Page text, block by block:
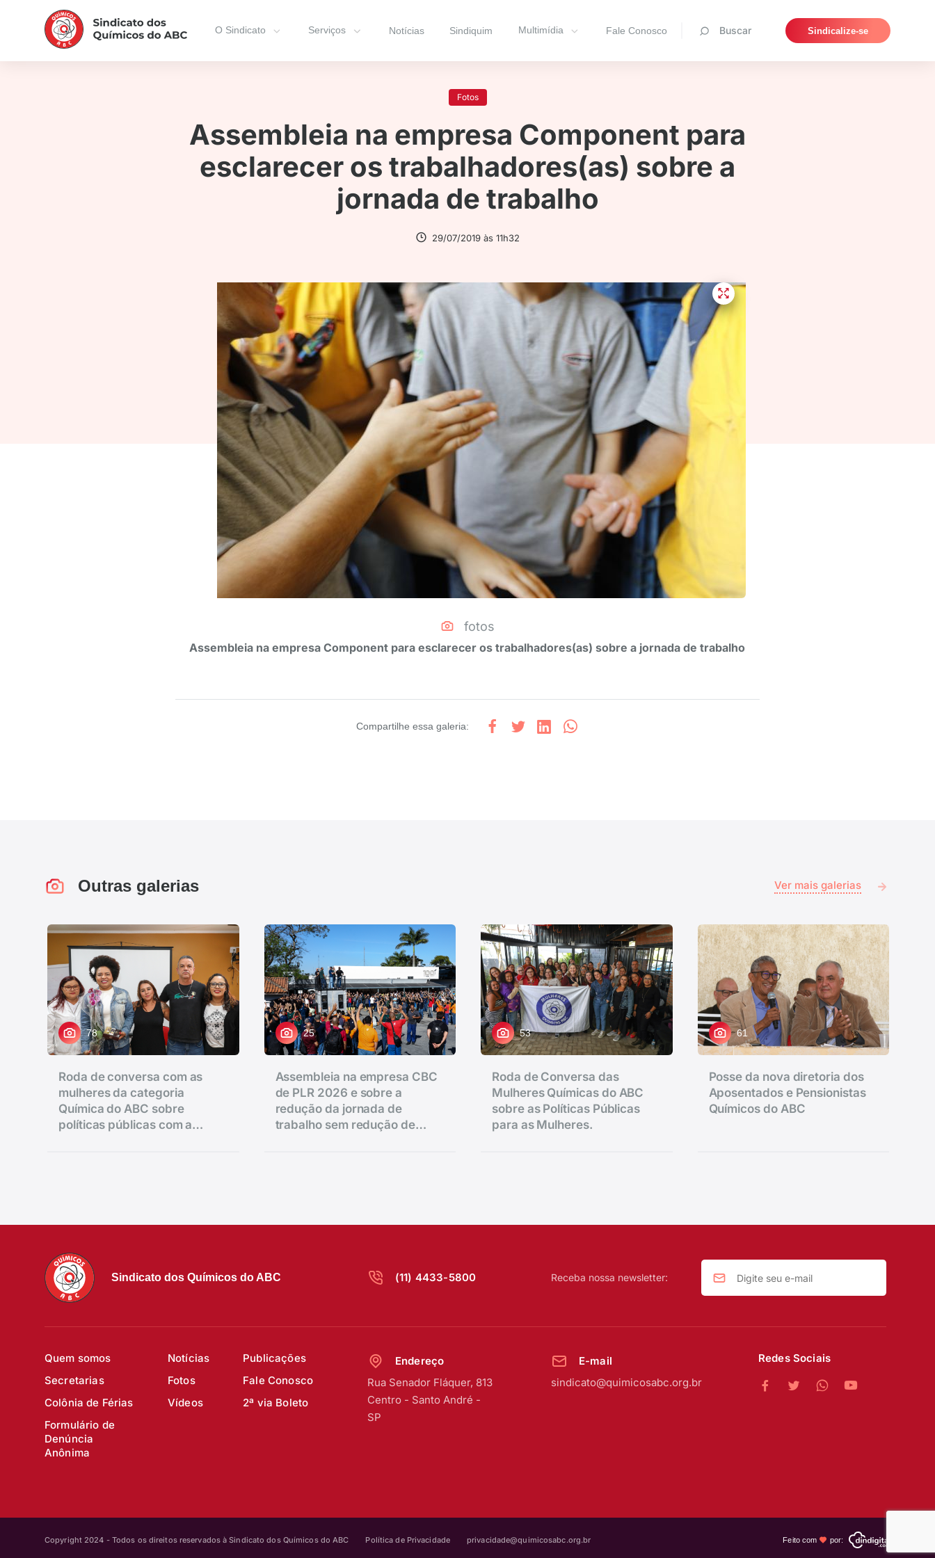
O Sindicato Serviços Notícias Sindiquim Multimídia Fale Conosco Buscar Sindicalize-se
Pesquisar
Fotos
Assembleia na empresa Component para
esclarecer os trabalhadores(as) sobre a
jornada de trabalho
29/07/2019 às 11h32
fotos
Assembleia na empresa Component para esclarecer os trabalhadores(as) sobre a jornada de trabalho
Compartilhe essa galeria:
Outras galerias Ver mais galerias
78
Roda de conversa com as
mulheres da categoria
Química do ABC sobre
políticas públicas com a
25
Assembleia na empresa CBC
de PLR 2026 e sobre a
redução da jornada de
trabalho sem redução de
53
Roda de Conversa das
Mulheres Químicas do ABC
sobre as Políticas Públicas
para as Mulheres.
61
Posse da nova diretoria dos
Aposentados e Pensionistas
Químicos do ABC
Sindicato dos Químicos do ABC (11) 4433-5800 Receba nossa newsletter:
Quem somos Notícias
Publicações
Secretarias
Fotos
Fale Conosco
Colônia de Férias
Vídeos
2ª via Boleto
Formulário de
Denúncia
Anônima
Endereço
Rua Senador Fláquer, 813
Centro - Santo André -
SP
E-mail
sindicato@quimicosabc.org.br
Redes Sociais
Copyright 2024 - Todos os direitos reservados à Sindicato dos Químicos do ABC Política de Privacidade privacidade@quimicosabc.org.br Feito com por: